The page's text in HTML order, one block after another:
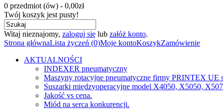
0 przedmiot (ów) - 0,00zł
Twój koszyk jest pusty!
Witaj nieznajomy, zaloguj się lub załóż konto.
Strona głównaLista życzeń (0)Moje kontoKoszykZamówienie
AKTUALNOŚCI
INDEXER pneumatyczny
Maszyny rotacyjne pneumatyczne firmy PRINTEX UE
Suszarki międzyoperacyjne model X4050, X5050,
Jakość vs cena.
Miód na serca konkurencji.